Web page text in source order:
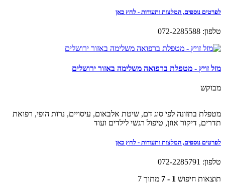
לפרטים נוספים, המלצות ותעודות - לחץ כאן
טלפון: 072-2285588
מזל זויץ - מטפלת ברפואה משלימה באזור ירושלים
מבוקש
מטפלת בתזונה לפי סוג דם, שיטת אלבאום, עיסויים, נרות הופי, רפואת
תדרים, דיקור אוזן, טיפול רגשי לילדים ועוד
לפרטים נוספים, המלצות ותעודות - לחץ כאן
טלפון: 072-2285791
תוצאות חיפוש 1 - 7
מתוך 7